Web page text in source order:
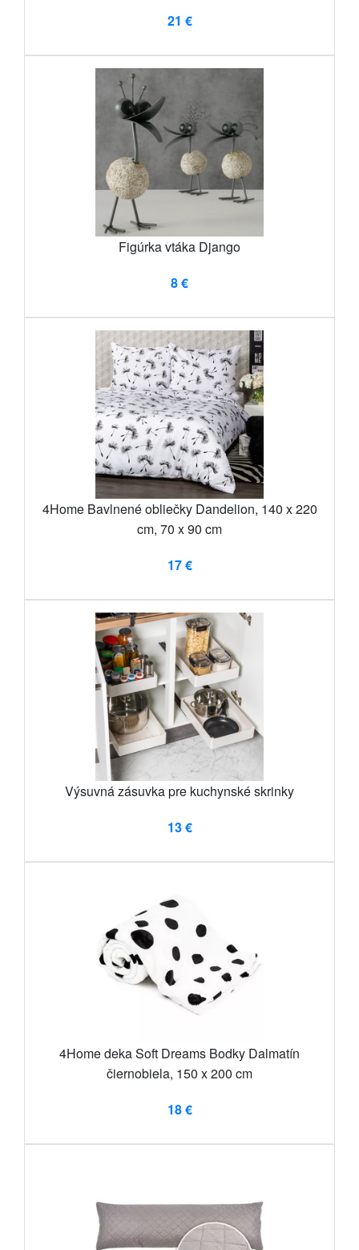
21 €
Figúrka vtáka Django
8 €
4Home Bavlnené obliečky Dandelion, 140 x 220
cm, 70 x 90 cm
17 €
Výsuvná zásuvka pre kuchynské skrinky
13 €
4Home deka Soft Dreams Bodky Dalmatín
čiernobiela, 150 x 200 cm
18 €